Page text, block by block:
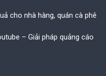
cho nhà hàng, quán cà phê
– Giải pháp quảng cáo